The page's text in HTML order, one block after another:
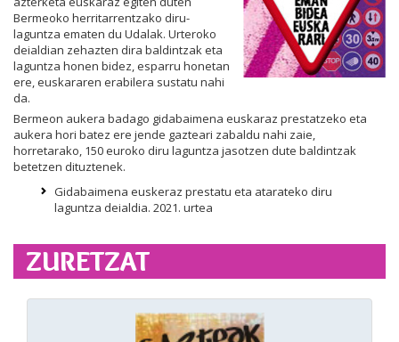
Bermeoko herritarrentzako diru-
laguntza ematen du Udalak. Urteroko
deialdian zehazten dira baldintzak eta
laguntza honen bidez, esparru honetan
ere, euskararen erabilera sustatu nahi
da.
Bermeon aukera badago gidabaimena euskaraz prestatzeko eta
aukera hori batez ere jende gazteari zabaldu nahi zaie,
horretarako, 150 euroko diru laguntza jasotzen dute baldintzak
betetzen dituztenek.
Gidabaimena euskeraz prestatu eta atarateko diru
laguntza deialdia. 2021. urtea
ZURETZAT